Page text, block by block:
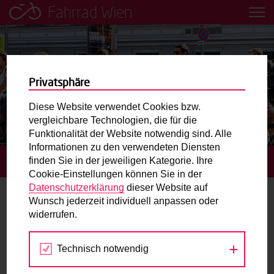
Fahrrad Wien
Leih dir einfach ein Transportfahrrad in deiner Nähe aus!
Mobilitätsbildung für Kinder und
Jugendliche
Radweg-Projektkarte
Routenplaner
Mit dem Fahrrad in Wien unterwegs? Hier finden Sie die
beste Route.
Wunschbox
Sie haben ein Anliegen zum Radverkehr? Schreiben Sie
STARTSEITE BLOG
Radinfrastruktur
Privatsphäre
Diese Website verwendet Cookies bzw.
vergleichbare Technologien, die für die
Funktionalität der Website notwendig sind. Alle
Informationen zu den verwendeten Diensten
finden Sie in der jeweiligen Kategorie. Ihre
Cookie-Einstellungen können Sie in der
Datenschutzerklärung dieser Website auf
Wunsch jederzeit individuell anpassen oder
widerrufen.
Technisch notwendig